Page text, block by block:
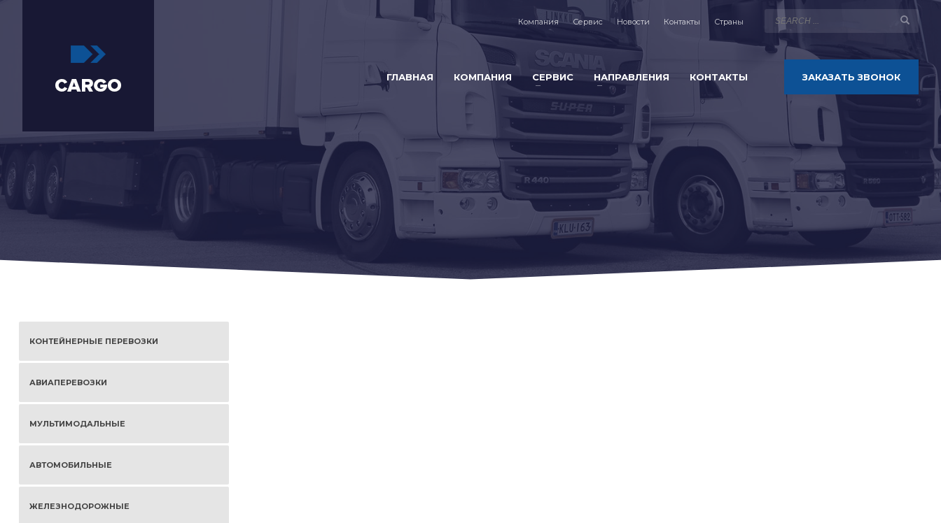
Компания Сервис Новости Контакты Страны
ГЛАВНАЯ КОМПАНИЯ СЕРВИС НАПРАВЛЕНИЯ КОНТАКТЫ ЗАКАЗАТЬ ЗВОНОК
КОНТЕЙНЕРНЫЕ ПЕРЕВОЗКИ
АВИАПЕРЕВОЗКИ
МУЛЬТИМОДАЛЬНЫЕ
АВТОМОБИЛЬНЫЕ
ЖЕЛЕЗНОДОРОЖНЫЕ